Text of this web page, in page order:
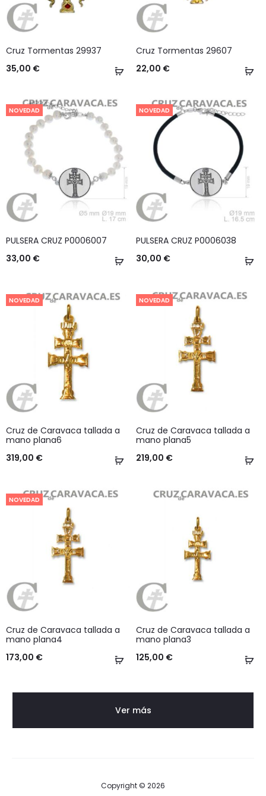
Añadir
carrito
Cruz Tormentas 29937
35,00 €
Cruz Tormentas 29607
22,00 €
NOVEDAD
Añadir
carrito
PULSERA CRUZ P0006007
33,00 €
NOVEDAD
PULSERA CRUZ P0006038
30,00 €
NOVEDAD
Añadir
Cruz de Caravaca tallada a
mano plana6
319,00 €
NOVEDAD
Cruz de Caravaca tallada a
mano plana5
219,00 €
NOVEDAD
Añadir
carrito
Cruz de Caravaca tallada a
mano plana4
173,00 €
Cruz de Caravaca tallada a
mano plana3
125,00 €
Ver más
Copyright © 2026